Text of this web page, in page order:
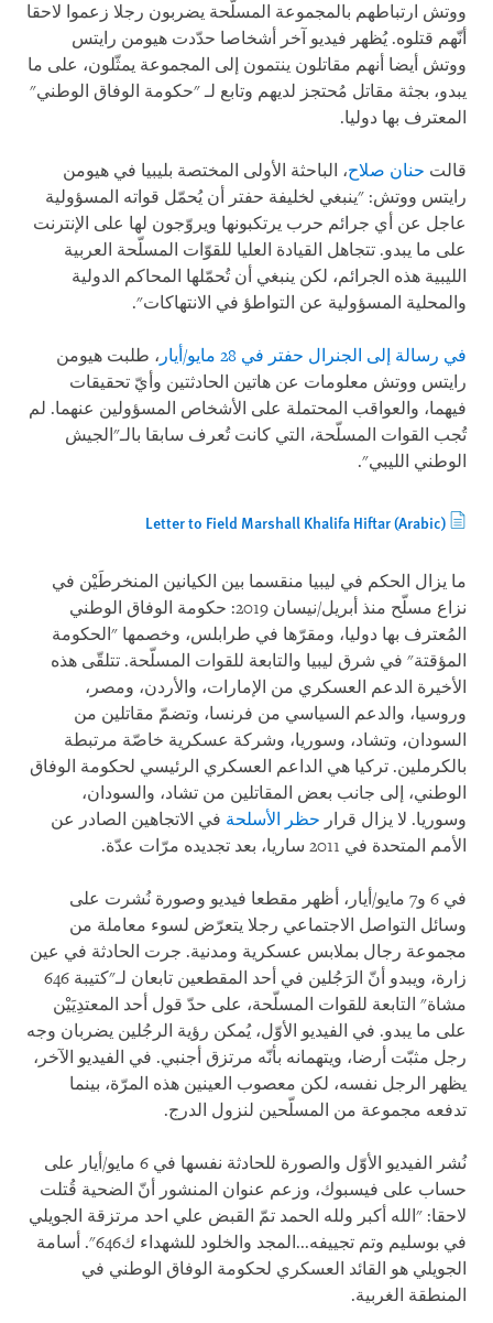
ووتش ارتباطهم بالمجموعة المسلّحة يضربون رجلا زعموا لاحقا
أنّهم قتلوه. يُظهر فيديو آخر أشخاصا حدّدت هيومن رايتس
ووتش أيضا أنهم مقاتلون ينتمون إلى المجموعة يمثّلون، على ما
يبدو، بجثة مقاتل مُحتجز لديهم وتابع لـ "حكومة الوفاق الوطني"
المعترف بها دوليا.
قالت حنان صلاح، الباحثة الأولى المختصة بليبيا في هيومن
رايتس ووتش: "ينبغي لخليفة حفتر أن يُحمّل قواته المسؤولية
عاجل عن أي جرائم حرب يرتكبونها ويروّجون لها على الإنترنت
على ما يبدو. تتجاهل القيادة العليا للقوّات المسلّحة العربية
الليبية هذه الجرائم، لكن ينبغي أن تُحمّلها المحاكم الدولية
والمحلية المسؤولية عن التواطؤ في الانتهاكات".
في رسالة إلى الجنرال حفتر في 28 مايو/أيار
، طلبت هيومن
رايتس ووتش معلومات عن هاتين الحادثتين وأيّ تحقيقات
فيهما، والعواقب المحتملة على الأشخاص المسؤولين عنهما. لم
تُجب القوات المسلّحة، التي كانت تُعرف سابقا بالـ"الجيش
الوطني الليبي".
Letter to Field Marshall Khalifa Hiftar (Arabic)
ما يزال الحكم في ليبيا منقسما بين الكيانين المنخرطَيْن في
نزاع مسلّح منذ أبريل/نيسان 2019: حكومة الوفاق الوطني
المُعترف بها دوليا، ومقرّها في طرابلس، وخصمها "الحكومة
المؤقتة" في شرق ليبيا والتابعة للقوات المسلّحة. تتلقّى هذه
الأخيرة الدعم العسكري من الإمارات، والأردن، ومصر،
وروسيا، والدعم السياسي من فرنسا، وتضمّ مقاتلين من
السودان، وتشاد، وسوريا، وشركة عسكرية خاصّة مرتبطة
بالكرملين. تركيا هي الداعم العسكري الرئيسي لحكومة الوفاق
الوطني، إلى جانب بعض المقاتلين من تشاد، والسودان،
وسوريا. لا يزال قرار حظر الأسلحة في الاتجاهين الصادر عن
الأمم المتحدة في 2011 ساريا، بعد تجديده مرّات عدّة.
في 6 و7 مايو/أيار، أظهر مقطعا فيديو وصورة نُشرت على
وسائل التواصل الاجتماعي رجلا يتعرّض لسوء معاملة من
مجموعة رجال بملابس عسكرية ومدنية. جرت الحادثة في عين
زارة، ويبدو أنّ الرَجُلين في أحد المقطعين تابعان لـ"كتيبة 646
مشاة" التابعة للقوات المسلّحة، على حدّ قول أحد المعتدِيَيْن
على ما يبدو. في الفيديو الأوّل، يُمكن رؤية الرجُلين يضربان وجه
رجل مثبّت أرضا، ويتهمانه بأنّه مرتزق أجنبي. في الفيديو الآخر،
يظهر الرجل نفسه، لكن معصوب العينين هذه المرّة، بينما
تدفعه مجموعة من المسلّحين لنزول الدرج.
نُشر الفيديو الأوّل والصورة للحادثة نفسها في 6 مايو/أيار على
حساب على فيسبوك، وزعم عنوان المنشور أنّ الضحية قُتلت
لاحقا: "الله أكبر ولله الحمد تمّ القبض علي احد مرتزقة الجويلي
في بوسليم وتم تجييفه...المجد والخلود للشهداء ك646". أسامة
الجويلي هو القائد العسكري لحكومة الوفاق الوطني في
المنطقة الغربية.